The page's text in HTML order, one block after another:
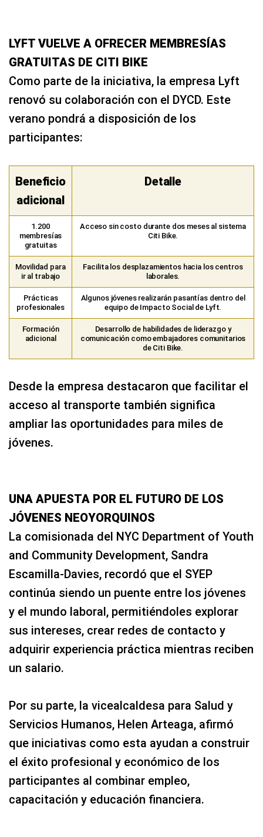
LYFT VUELVE A OFRECER MEMBRESÍAS
GRATUITAS DE CITI BIKE
Como parte de la iniciativa, la empresa Lyft
renovó su colaboración con el DYCD. Este
verano pondrá a disposición de los
participantes:
Beneficio
adicional
Detalle
1.200
membresías
gratuitas
Acceso sin costo durante dos meses al sistema
Citi Bike.
Movilidad para
ir al trabajo
Facilita los desplazamientos hacia los centros
laborales.
Prácticas
profesionales
Algunos jóvenes realizarán pasantías dentro del
equipo de Impacto Social de Lyft.
Formación
adicional
Desarrollo de habilidades de liderazgo y
comunicación como embajadores comunitarios
de Citi Bike.
Desde la empresa destacaron que facilitar el
acceso al transporte también significa
ampliar las oportunidades para miles de
jóvenes.
UNA APUESTA POR EL FUTURO DE LOS
JÓVENES NEOYORQUINOS
La comisionada del NYC Department of Youth
and Community Development, Sandra
Escamilla-Davies, recordó que el SYEP
continúa siendo un puente entre los jóvenes
y el mundo laboral, permitiéndoles explorar
sus intereses, crear redes de contacto y
adquirir experiencia práctica mientras reciben
un salario.
Por su parte, la vicealcaldesa para Salud y
Servicios Humanos, Helen Arteaga, afirmó
que iniciativas como esta ayudan a construir
el éxito profesional y económico de los
participantes al combinar empleo,
capacitación y educación financiera.